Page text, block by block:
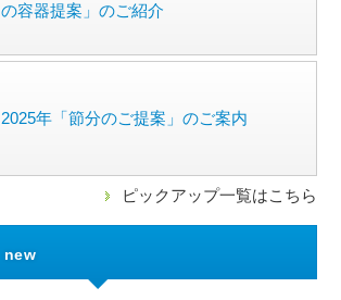
の容器提案」のご紹介
2025年「節分のご提案」のご案内
ピックアップ一覧はこちら
new